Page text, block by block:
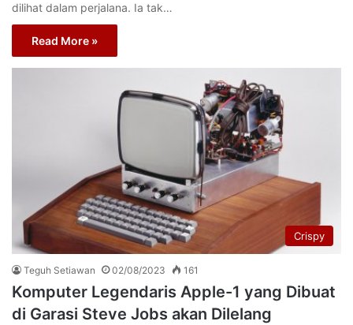
dilihat dalam perjalana. Ia tak…
Read More »
Crispy
Teguh Setiawan 02/08/2023 161
Komputer Legendaris Apple-1 yang Dibuat
di Garasi Steve Jobs akan Dilelang